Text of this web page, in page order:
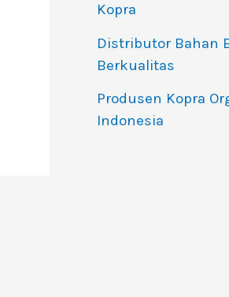
Kopra
Distributor Bahan
Berkualitas
Produsen Kopra
Indonesia